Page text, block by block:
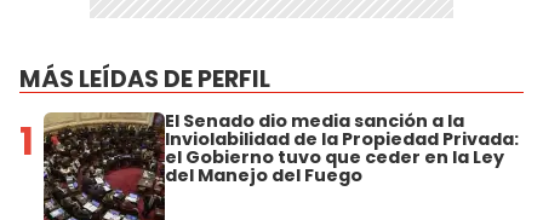
MÁS LEÍDAS DE PERFIL
1 El Senado dio media sanción a la
Inviolabilidad de la Propiedad Privada:
el Gobierno tuvo que ceder en la Ley
del Manejo del Fuego